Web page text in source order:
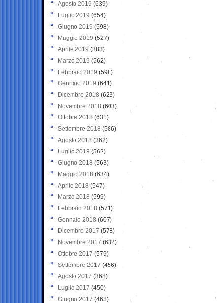
Agosto 2019 (639)
Luglio 2019 (654)
Giugno 2019 (598)
Maggio 2019 (527)
Aprile 2019 (383)
Marzo 2019 (562)
Febbraio 2019 (598)
Gennaio 2019 (641)
Dicembre 2018 (623)
Novembre 2018 (603)
Ottobre 2018 (631)
Settembre 2018 (586)
Agosto 2018 (362)
Luglio 2018 (562)
Giugno 2018 (563)
Maggio 2018 (634)
Aprile 2018 (547)
Marzo 2018 (599)
Febbraio 2018 (571)
Gennaio 2018 (607)
Dicembre 2017 (578)
Novembre 2017 (632)
Ottobre 2017 (579)
Settembre 2017 (456)
Agosto 2017 (368)
Luglio 2017 (450)
Giugno 2017 (468)